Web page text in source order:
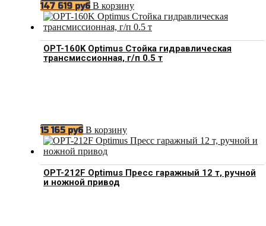
147 619 руб В корзину
OPT-160K Optimus Стойка гидравлическая
трансмиссионная, г/п 0.5 т
15 165 руб В корзину
OPT-212F Optimus Пресс гаражный 12 т, ручной
и ножной привод